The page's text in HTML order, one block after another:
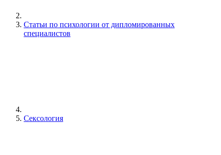
Статьи по психологии от дипломированных
специалистов
Сексология